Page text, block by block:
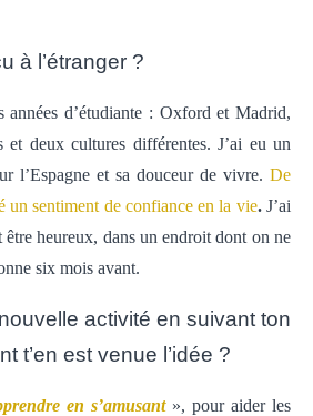
à l’étranger ?
années d’étudiante : Oxford et Madrid,
et deux cultures différentes. J’ai eu un
l’Espagne et sa douceur de vivre. De
un sentiment de confiance en la vie.J’ai
être heureux, dans un endroit dont on ne
six mois avant.
activité en suivant ton
t’en est venue l’idée ?
en s’amusant », pour aider les